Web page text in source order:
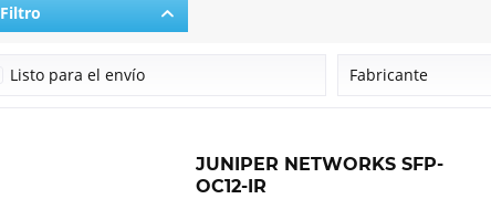
Filtro
Listo para el envío Fabricante
JUNIPER NETWORKS SFP-
OC12-IR